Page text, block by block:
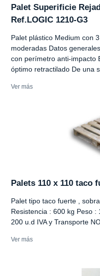
Palet Superificie
Ref.LOGIC 1210-G3
Palet plástico Medium con
moderadas Datos
con perímetro anti-impacto
óptimo retractilado De una
Ver más
Palets 110 x 110 taco
Palet tipo taco fuerte ,
Resistencia : 600 kg Peso
200 u.d IVA y Transporte
Ver más